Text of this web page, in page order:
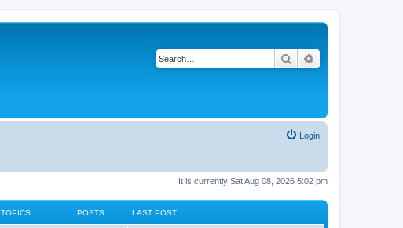
Search
Login
It is currently Sat Aug 08, 2026 5:02 pm
TOPICS POSTS LAST POST